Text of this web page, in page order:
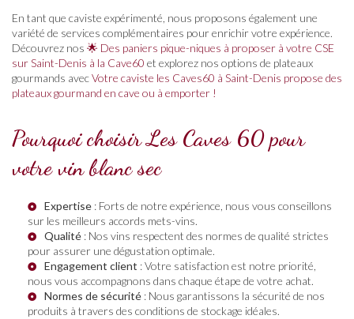
En tant que caviste expérimenté, nous proposons également une
variété de services complémentaires pour enrichir votre expérience.
Découvrez nos 🌟 Des paniers pique-niques à proposer à votre CSE
sur Saint-Denis à la Cave60 et explorez nos options de plateaux
gourmands avecVotre caviste les Caves60 à Saint-Denis propose des
plateaux gourmand en cave ou à emporter !
Pourquoi choisir Les Caves 60 pour
votre vin blanc sec
Expertise : Forts de notre expérience, nous vous conseillons
sur les meilleurs accords mets-vins.
Qualité : Nos vins respectent des normes de qualité strictes
pour assurer une dégustation optimale.
Engagement client : Votre satisfaction est notre priorité,
nous vous accompagnons dans chaque étape de votre achat.
Normes de sécurité : Nous garantissons la sécurité de nos
produits à travers des conditions de stockage idéales.